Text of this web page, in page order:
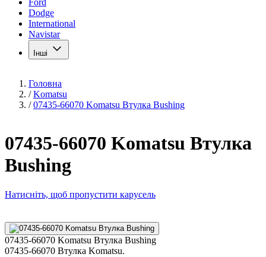
Ford
Dodge
International
Navistar
Інші
Головна
/ Komatsu
/ 07435-66070 Komatsu Втулка Bushing
07435-66070 Komatsu Втулка
Bushing
Натисніть, щоб пропустити карусель
07435-66070 Komatsu Втулка Bushing
07435-66070 Втулка Komatsu.